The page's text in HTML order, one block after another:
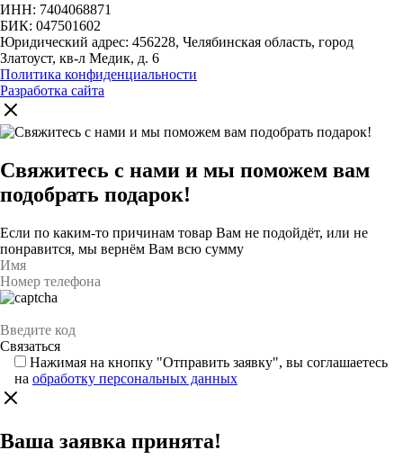
ИНН: 7404068871
БИК: 047501602
Юридический адрес: 456228, Челябинская область, город
Златоуст, кв-л Медик, д. 6
Политика конфиденциальности
Разработка сайта
Свяжитесь с нами и мы поможем вам
подобрать подарок!
Если по каким-то причинам товар Вам не подойдёт, или не
понравится, мы вернём Вам всю сумму
Нажимая на кнопку "Отправить заявку", вы соглашаетесь
на обработку персональных данных
Ваша заявка принята!